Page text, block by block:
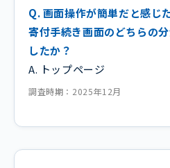
Q. 画面操作が簡単だと感じ
寄付手続き画面のどちらの
したか？
A. トップページ
調査時期：2025年12月